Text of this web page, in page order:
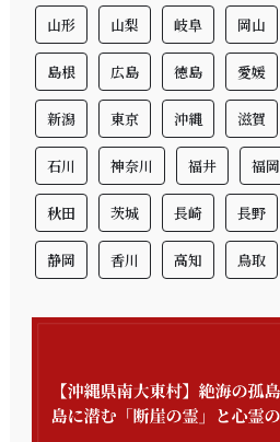
山形 山梨 岐阜 岡山
島根 広島 徳島 愛媛
新潟 東京 沖縄 滋賀
石川 神奈川 福井 福岡
秋田 茨城 長崎 長野
静岡 香川 高知 鳥取